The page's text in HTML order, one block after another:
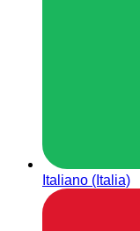
Italiano (Italia)